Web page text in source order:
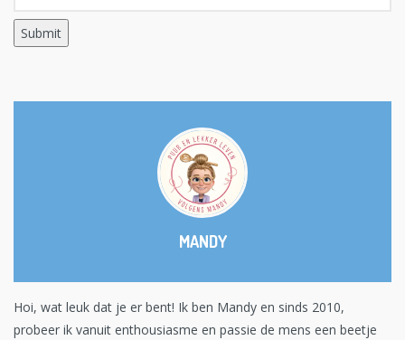
MANDY
Hoi, wat leuk dat je er bent! Ik ben Mandy en sinds 2010,
probeer ik vanuit enthousiasme en passie de mens een beetje